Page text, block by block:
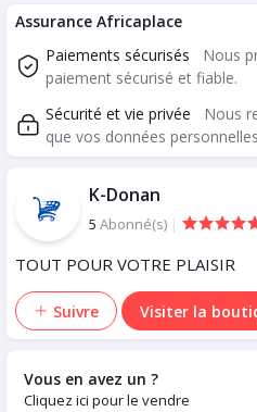
Assurance Africaplace
Paiements sécurisés
Nous
paiement sécurisé et fiable.
Sécurité et vie privée
Nous
que vos données
K-Donan
5 Abonné(s) |
TOUT POUR VOTRE PLAISIR
Suivre Visiter la
Vous en avez un ?
Cliquez ici pour le vendre